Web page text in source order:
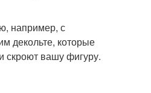
например, с
декольте, которые
скроют вашу фигуру.